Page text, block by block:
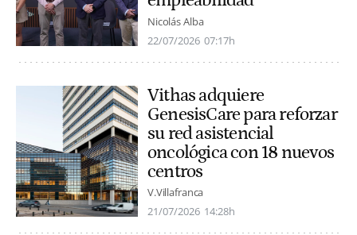
Nicolás Alba
22/07/2026 07:17h
Vithas adquiere
GenesisCare para reforzar
su red asistencial
oncológica con 18 nuevos
centros
V.Villafranca
21/07/2026 14:28h